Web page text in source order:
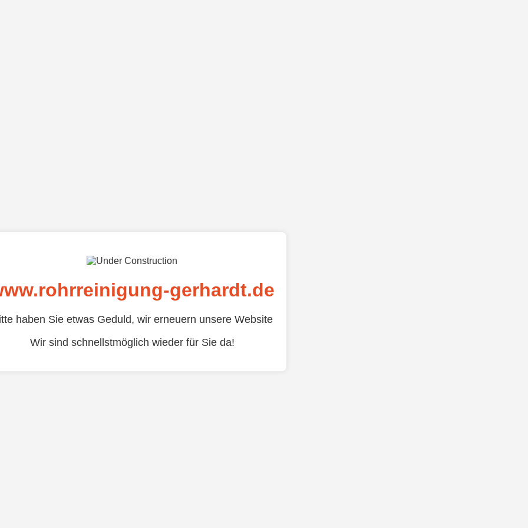
gerhardt.de
haben Sie etwas Geduld, wir erneuern unsere Website
Wir sind schnellstmöglich wieder für Sie da!